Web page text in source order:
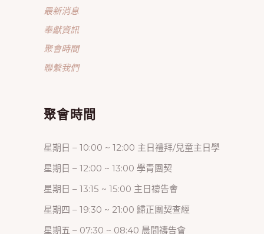
最新消息
奉獻資訊
聚會時間
聯繫我們
聚會時間
星期日 – 10:00 ~ 12:00 主日禮拜/兒童主日學
星期日 – 12:00 ~ 13:00 學青團契
星期日 – 13:15 ~ 15:00 主日禱告會
星期四 – 19:30 ~ 21:00 歸正團契查經
星期五 – 07:30 ~ 08:40 晨間禱告會